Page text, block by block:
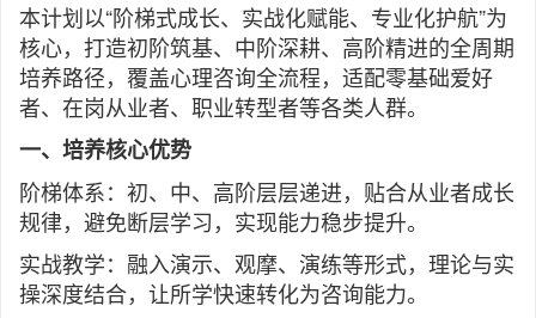
本计划以“阶梯式成长、实战化赋能、专业化护航”为
核心，打造初阶筑基、中阶深耕、高阶精进的全周期
培养路径，覆盖心理咨询全流程，适配零基础爱好
者、在岗从业者、职业转型者等各类人群。
一、培养核心优势
阶梯体系：初、中、高阶层层递进，贴合从业者成长
规律，避免断层学习，实现能力稳步提升。
实战教学：融入演示、观摩、演练等形式，理论与实
操深度结合，让所学快速转化为咨询能力。